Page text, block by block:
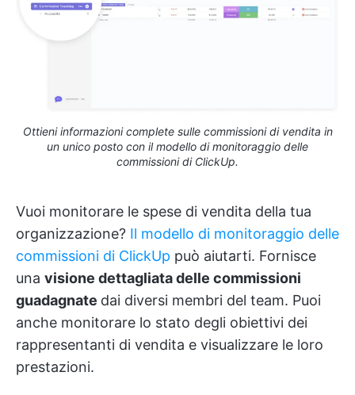
Ottieni informazioni complete sulle commissioni di vendita in
un unico posto con il modello di monitoraggio delle
commissioni di ClickUp.
Vuoi monitorare le spese di vendita della tua
organizzazione? Il modello di monitoraggio delle
commissioni di ClickUp può aiutarti. Fornisce
una visione dettagliata delle commissioni
guadagnate dai diversi membri del team. Puoi
anche monitorare lo stato degli obiettivi dei
rappresentanti di vendita e visualizzare le loro
prestazioni.